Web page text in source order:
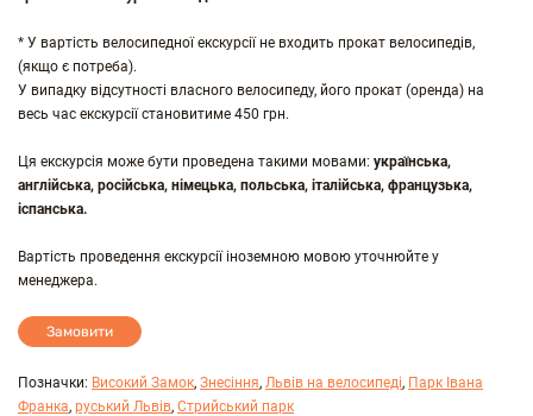
* У вартість велосипедної екскурсії не входить прокат велосипедів,
(якщо є потреба).
У випадку відсутності власного велосипеду, його прокат (оренда) на
весь час екскурсії становитиме 450 грн.
Ця екскурсія може бути проведена такими мовами: українська,
англійська, російська, німецька, польська, італійська, французька,
іспанська.
Вартість проведення екскурсії іноземною мовою уточнюйте у
менеджера.
Замовити
Позначки: Високий Замок, Знесіння, Львів на велосипеді, Парк Івана
Франка, руський Львів, Стрийський парк